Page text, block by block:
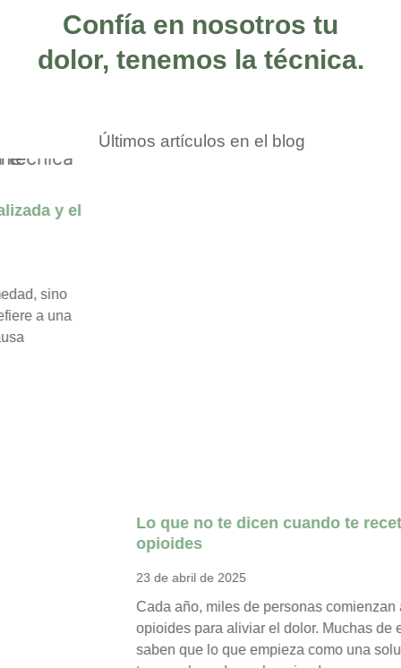
Confía en nosotros tu
dolor, tenemos la técnica.
Últimos artículos en el blog
opioides
opioides para aliviar el dolor. Muchas de ellas no
saben que lo que empieza como una solución